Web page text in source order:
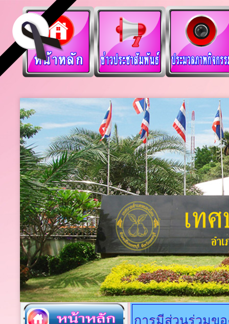
การมีส่วนร่วมข